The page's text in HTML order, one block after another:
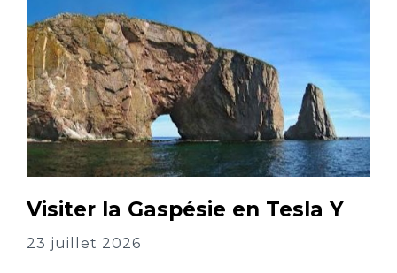
Visiter la Gaspésie en Tesla Y
23 juillet 2026